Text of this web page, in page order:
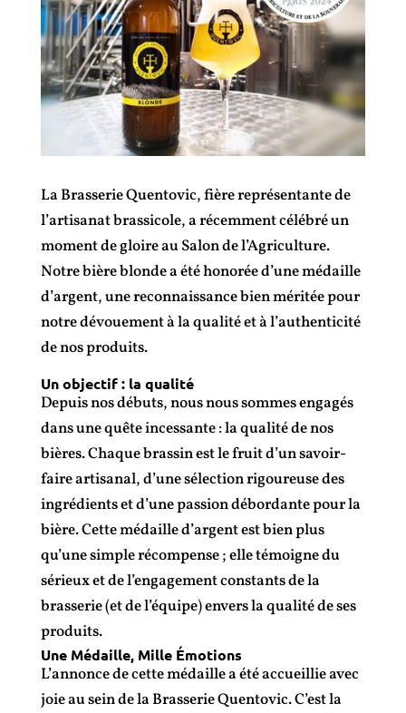
La Brasserie Quentovic, fière représentante de
l’artisanat brassicole, a récemment célébré un
moment de gloire au Salon de l’Agriculture.
Notre bière blonde a été honorée d’une médaille
d’argent, une reconnaissance bien méritée pour
notre dévouement à la qualité et à l’authenticité
de nos produits.
Un objectif : la qualité
Depuis nos débuts, nous nous sommes engagés
dans une quête incessante : la qualité de nos
bières. Chaque brassin est le fruit d’un savoir-
faire artisanal, d’une sélection rigoureuse des
ingrédients et d’une passion débordante pour la
bière. Cette médaille d’argent est bien plus
qu’une simple récompense ; elle témoigne du
sérieux et de l’engagement constants de la
brasserie (et de l’équipe) envers la qualité de ses
produits.
Une Médaille, Mille Émotions
L’annonce de cette médaille a été accueillie avec
joie au sein de la Brasserie Quentovic. C’est la